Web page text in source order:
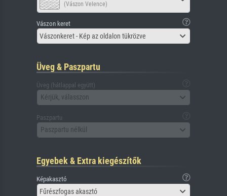
(Vászon Velence)
Vászon keret
Vászonkeret - Kép az oldalon tükrözve
Üveg & Paszpartu
Üveg (hátlappal együtt)
Kérjük, válasszon
Paszpartu
Paszpartu nélkül
Egyebek & Extra kiegészítők
Képakasztó
Fűrészfogas akasztó